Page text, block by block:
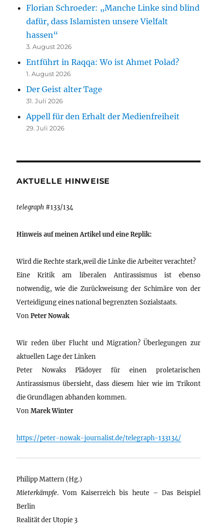
Florian Schroeder: „Manche Linke sind blind
dafür, dass Islamisten unsere Vielfalt
hassen“
3. August 2026
Entführt in Raqqa: Wo ist Ahmet Polad?
1. August 2026
Der Geist alter Tage
31. Juli 2026
Appell für den Erhalt der Medienfreiheit
29. Juli 2026
AKTUELLE HINWEISE
telegraph #133/134
Hinweis auf meinen Artikel und eine Replik:
Wird die Rechte stark,weil die Linke die Arbeiter verachtet?
Eine Kritik am liberalen Antirassismus ist ebenso
notwendig, wie die Zurückweisung der Schimäre von der
Verteidigung eines national begrenzten Sozialstaats.
VonPeter Nowak
Wir reden über Flucht und Migration? Überlegungen zur
aktuellen Lage der Linken
Peter Nowaks Plädoyer für einen proletarischen
Antirassismus übersieht, dass diesem hier wie im Trikont
die Grundlagen abhanden kommen.
VonMarek Winter
https://peter-nowak-journalist.de/telegraph-133134/
Philipp Mattern (Hg.)
Mieterkämpfe. Vom Kaiserreich bis heute – Das Beispiel
Berlin
Realität der Utopie 3